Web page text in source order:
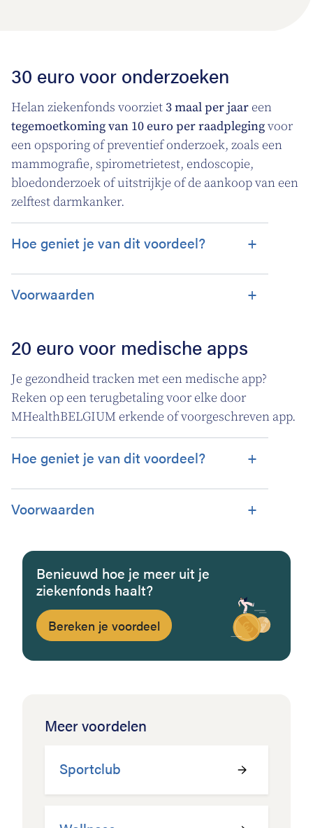
30 euro voor onderzoeken
Helan ziekenfonds voorziet 3 maal per jaar een
tegemoetkoming van 10 euro per raadplegingvoor
een opsporing of preventief onderzoek, zoals een
mammografie, spirometrietest, endoscopie,
bloedonderzoek of uitstrijkje of de aankoop van een
zelftest darmkanker.
Hoe geniet je van dit voordeel?
Voorwaarden
20 euro voor medische apps
Je gezondheid tracken met een medische app?
Reken op een terugbetaling voor elke door
MHealthBELGIUM erkende of voorgeschreven app.
Hoe geniet je van dit voordeel?
Voorwaarden
Benieuwd hoe je meer uit je
ziekenfonds haalt?
Bereken je voordeel
Meer voordelen
Sportclub